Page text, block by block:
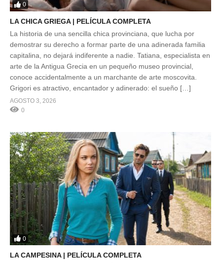
0
LA CHICA GRIEGA | PELÍCULA COMPLETA
La historia de una sencilla chica provinciana, que lucha por
demostrar su derecho a formar parte de una adinerada familia
capitalina, no dejará indiferente a nadie. Tatiana, especialista en
arte de la Antigua Grecia en un pequeño museo provincial,
conoce accidentalmente a un marchante de arte moscovita.
Grigori es atractivo, encantador y adinerado: el sueño […]
AGOSTO 3, 2026
0
0
LA CAMPESINA | PELÍCULA COMPLETA